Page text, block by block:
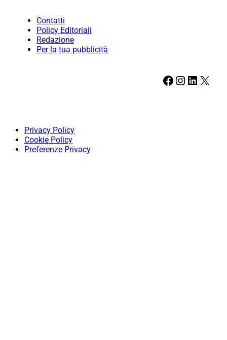
Contatti
Policy Editoriali
Redazione
Per la tua pubblicità
Facebook Instagram LinkedIn X
Privacy Policy
Cookie Policy
Preferenze Privacy